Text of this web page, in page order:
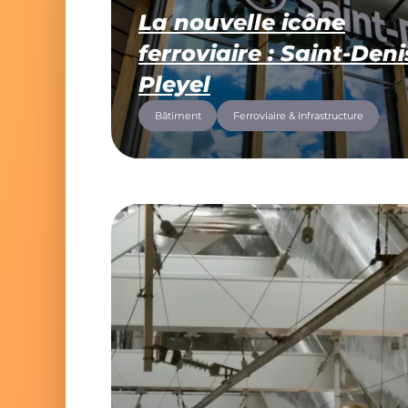
La nouvelle icône
ferroviaire : Saint-
Pleyel
Bâtiment Ferroviaire & Infrastructure